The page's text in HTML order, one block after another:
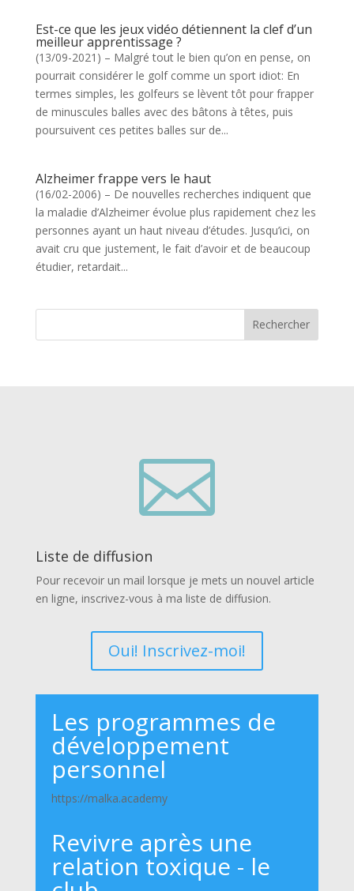
Est-ce que les jeux vidéo détiennent la clef d’un
meilleur apprentissage ?
(13/09-2021) – Malgré tout le bien qu’on en pense, on
pourrait considérer le golf comme un sport idiot: En
termes simples, les golfeurs se lèvent tôt pour frapper
de minuscules balles avec des bâtons à têtes, puis
poursuivent ces petites balles sur de...
Alzheimer frappe vers le haut
(16/02-2006) – De nouvelles recherches indiquent que
la maladie d’Alzheimer évolue plus rapidement chez les
personnes ayant un haut niveau d’études. Jusqu’ici, on
avait cru que justement, le fait d’avoir et de beaucoup
étudier, retardait...
Rechercher

Liste de diffusion
Pour recevoir un mail lorsque je mets un nouvel article
en ligne, inscrivez-vous à ma liste de diffusion.
Oui! Inscrivez-moi!
Les programmes de
développement
personnel
https://malka.academy
Revivre après une
relation toxique - le